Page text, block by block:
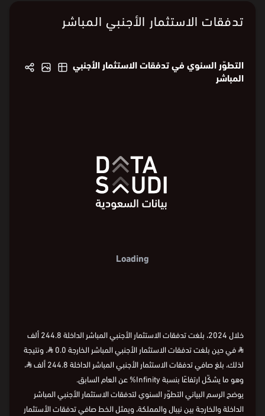
تدفقات الاستثمار الأجنبي المباشر
التطوّر السنوي في تدفقات الاستثمار الأجنبي
المباشر
Loading
خلال 2024، بلغت تدفقات الاستثمار الأجنبي المباشر الداخلة 244.8 ألف
⃁في حين بلغت تدفقات الاستثمار الأجنبي المباشر الخارجة 0.0 ⃁. ونتيجة
لذلك، بلغ صافي تدفقات الاستثمار الأجنبي المباشر الداخلة 244.8 ألف
⃁،
وهو ما يشكّل ارتفاعًا بنسبة Infinity% عن العام السابق.
يوضح الرسم البياني التطوّر السنوي لتدفقات الاستثمار الأجنبي المباشر
الداخلة والخارجة بين نيبال والمملكة، ويمثل الخط صافي تدفقات الأستثمار